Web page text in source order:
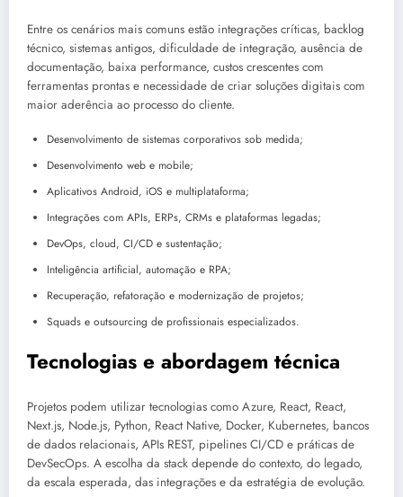
Entre os cenários mais comuns estão integrações críticas, backlog
técnico, sistemas antigos, dificuldade de integração, ausência de
documentação, baixa performance, custos crescentes com
ferramentas prontas e necessidade de criar soluções digitais com
maior aderência ao processo do cliente.
Desenvolvimento de sistemas corporativos sob medida;
Desenvolvimento web e mobile;
Aplicativos Android, iOS e multiplataforma;
Integrações com APIs, ERPs, CRMs e plataformas legadas;
DevOps, cloud, CI/CD e sustentação;
Inteligência artificial, automação e RPA;
Recuperação, refatoração e modernização de projetos;
Squads e outsourcing de profissionais especializados.
Tecnologias e abordagem técnica
Projetos podem utilizar tecnologias como Azure, React, React,
Next.js, Node.js, Python, React Native, Docker, Kubernetes, bancos
de dados relacionais, APIs REST, pipelines CI/CD e práticas de
DevSecOps. A escolha da stack depende do contexto, do legado,
da escala esperada, das integrações e da estratégia de evolução.